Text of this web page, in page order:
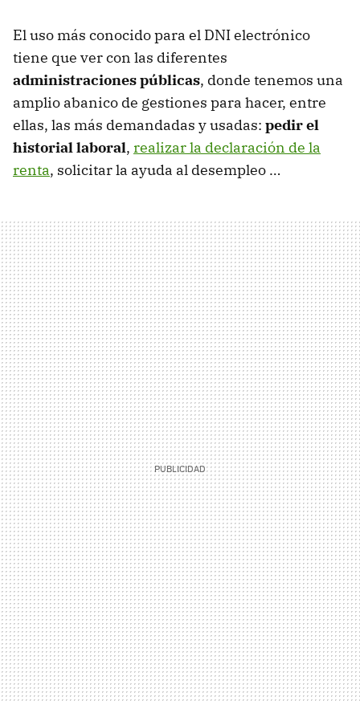
El uso más conocido para el DNIelectrónico
tiene que ver con las diferentes
administraciones públicas, donde tenemos una
amplio abanico de gestiones para hacer, entre
ellas, las más demandadas y usadas: pedir el
historial laboral, realizar la declaración de la
renta, solicitar la ayuda al desempleo …